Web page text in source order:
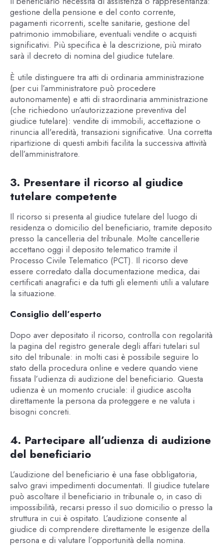
gestione della pensione e del conto corrente,
pagamenti ricorrenti, scelte sanitarie, gestione del
patrimonio immobiliare, eventuali vendite o acquisti
significativi. Più specifica è la descrizione, più mirato
sarà il decreto di nomina del giudice tutelare.
È utile distinguere tra atti di ordinaria amministrazione
(per cui l’amministratore può procedere
autonomamente) e atti di straordinaria amministrazione
(che richiedono un’autorizzazione preventiva del
giudice tutelare): vendite di immobili, accettazione o
rinuncia all'eredità, transazioni significative. Una corretta
ripartizione di questi ambiti facilita la successiva attività
dell’amministratore.
3. Presentare il ricorso al giudice
tutelare competente
Il ricorso si presenta al giudice tutelare del luogo di
residenza o domicilio del beneficiario, tramite deposito
presso la cancelleria del tribunale. Molte cancellerie
accettano oggi il deposito telematico tramite il
Processo Civile Telematico (PCT). Il ricorso deve
essere corredato dalla documentazione medica, dai
certificati anagrafici e da tutti gli elementi utili a valutare
la situazione.
Consiglio dell’esperto
Dopo aver depositato il ricorso, controlla con regolarità
la pagina del registro generale degli affari tutelari sul
sito del tribunale: in molti casi è possibile seguire lo
stato della procedura online e vedere quando viene
fissata l’udienza di audizione del beneficiario. Questa
udienza è un momento cruciale: il giudice ascolta
direttamente la persona da proteggere e ne valuta i
bisogni concreti.
4. Partecipare all’udienza di audizione
del beneficiario
L’audizione del beneficiario è una fase obbligatoria,
salvo gravi impedimenti documentati. Il giudice tutelare
può ascoltare il beneficiario in tribunale o, in caso di
impossibilità, recarsi presso il suo domicilio o presso la
struttura in cui è ospitato. L’audizione consente al
giudice di comprendere direttamente le esigenze della
persona e di valutare l’opportunità della nomina.